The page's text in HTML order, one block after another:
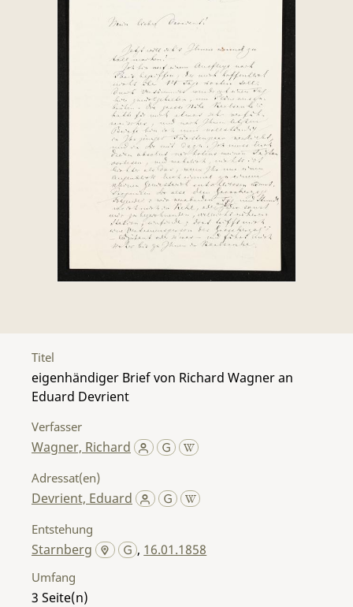
Titel
eigenhändiger Brief von Richard Wagner an
Eduard Devrient
Verfasser
Wagner, Richard
Adressat(en)
Devrient, Eduard
Entstehung
Starnberg , 16.01.1858
Umfang
3